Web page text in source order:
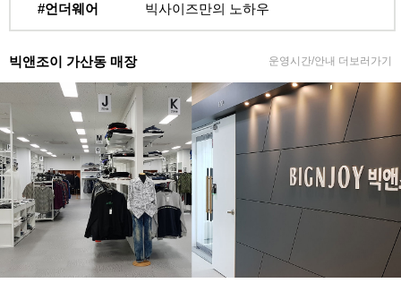
#언더웨어 빅사이즈만의 노하우
빅앤조이 가산동 매장 운영시간/안내 더보러가기